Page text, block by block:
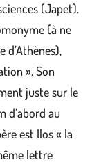
(Japet).
(à ne
d’Athènes),
». Son
juste sur le
d’abord au
est Ilos « la
lettre